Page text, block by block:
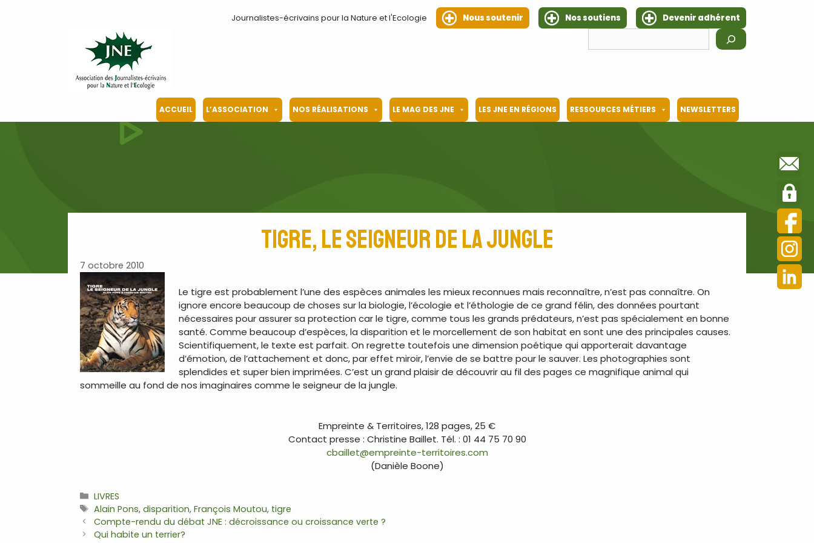
Journalistes-écrivains pour la Nature et l'Ecologie Nous soutenir Nos soutiens
Devenir adhérent
ACCUEIL L’ASSOCIATION NOS RÉALISATIONS LE MAG DES JNE LES JNE EN RÉGIONS RESSOURCES MÉTIERS NEWSLETTERS
Tigre, le seigneur de la Jungle
7 octobre 2010
Le tigre est probablement l’une des espèces animales les mieux reconnues mais reconnaître, n’est pas connaître. On
ignore encore beaucoup de choses sur la biologie, l’écologie et l’éthologie de ce grand félin, des données pourtant
nécessaires pour assurer sa protection car le tigre, comme tous les grands prédateurs, n’est pas spécialement en bonne
santé. Comme beaucoup d’espèces, la disparition et le morcellement de son habitat en sont une des principales causes.
Scientifiquement, le texte est parfait. On regrette toutefois une dimension poétique qui apporterait davantage
d’émotion, de l’attachement et donc, par effet miroir, l’envie de se battre pour le sauver. Les photographies sont
splendides et super bien imprimées. C’est un grand plaisir de découvrir au fil des pages ce magnifique animal qui
sommeille au fond de nos imaginaires comme le seigneur de la jungle.
Empreinte & Territoires, 128 pages, 25 €
Contact presse : Christine Baillet. Tél. : 01 44 75 70 90
cbaillet@empreinte-territoires.com
(Danièle Boone)
Catégories
LIVRES
Étiquettes
Alain Pons,disparition,François Moutou, tigre
Navigation
des
Compte-rendu du débat JNE : décroissance ou croissance verte ?
Qui habite un terrier?